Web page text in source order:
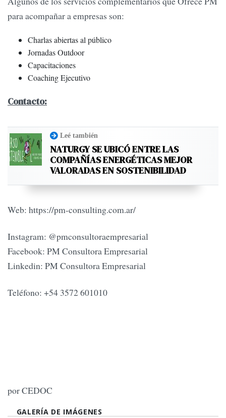
para acompañar a empresas son:
Charlas abiertas al público
Jornadas Outdoor
Capacitaciones
Coaching Ejecutivo
Contacto:
Leé también
NATURGY SE UBICÓ ENTRE LAS
COMPAÑÍAS ENERGÉTICAS MEJOR
VALORADAS EN SOSTENIBILIDAD
Web: https://pm-consulting.com.ar/
Instagram: @pmconsultoraempresarial
Facebook: PM Consultora Empresarial
Linkedin: PM Consultora Empresarial
Teléfono: +54 3572 601010
por CEDOC
GALERÍA DE IMÁGENES